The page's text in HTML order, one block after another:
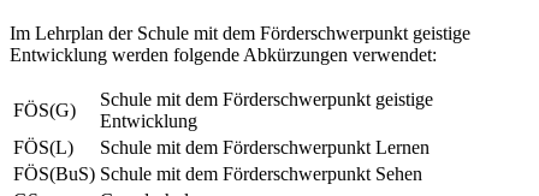
Im Lehrplan der Schule mit dem Förderschwerpunkt geistige
Entwicklung werden folgende Abkürzungen verwendet:
FÖS(G)
Schule mit dem Förderschwerpunkt geistige
Entwicklung
FÖS(L)
Schule mit dem Förderschwerpunkt Lernen
FÖS(BuS) Schule mit dem Förderschwerpunkt Sehen